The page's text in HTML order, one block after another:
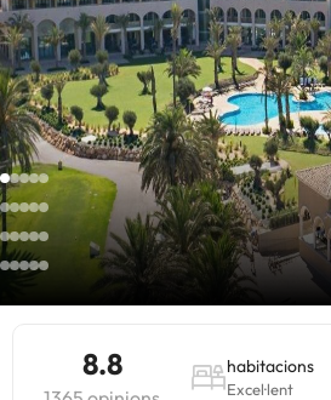
8.8 habitacions
Excel·lent